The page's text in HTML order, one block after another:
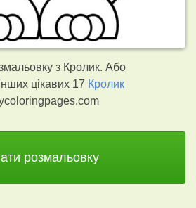
з Кролик. Або
цікавих 17 Кролик
розмальовку